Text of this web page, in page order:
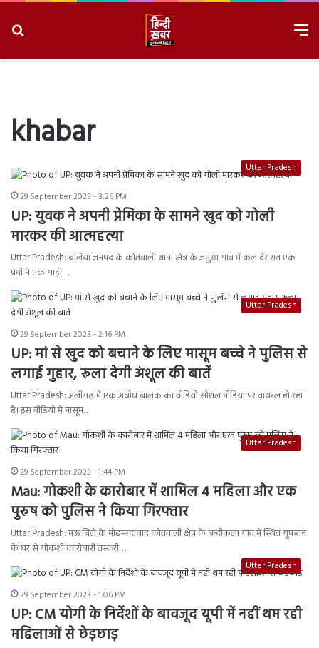
khabar
Uttar Pradesh
29 September 2023 - 3:26 PM
UP: युवक ने अपनी प्रेमिका के सामने खुद को गोली
मारकर की आत्महत्या
Uttar Pradesh: बलिया जनपद के कोतवाली थाना क्षेत्र के जमुआ गांव में कल‌ देर रात एक
प्रेमी ने एक गाड़ी…
Uttar Pradesh
29 September 2023 - 2:16 PM
UP: मां से खुद को बचाने के लिए मासूम बच्चे ने पुलिस से
लगाई गुहार, रूला देगी अंशूल की बातें
Uttar Pradesh: अलीगढ़ में एक अबोध बालक का वीडियो सोशल मीडिया पर वायरल हो रहा
है। इस वीडियो में मासूम…
Uttar Pradesh
29 September 2023 - 1:44 PM
Mau: गोकशी के कारोबार में शामिल 4 महिला और एक
पुरुष को पुलिस ने किया गिरफ्तार
Uttar Pradesh: मऊ जिले के मोहम्मदाबाद कोतवाली क्षेत्र के बन्दीकला गांव में स्थित गुफरान
के घर से गोकशी कारोबारी तस्करी…
Uttar Pradesh
29 September 2023 - 1:06 PM
UP: CM योगी के निर्देशों के बावजूद यूपी में नहीं थम रही
महिलाओं से छेड़छाड़